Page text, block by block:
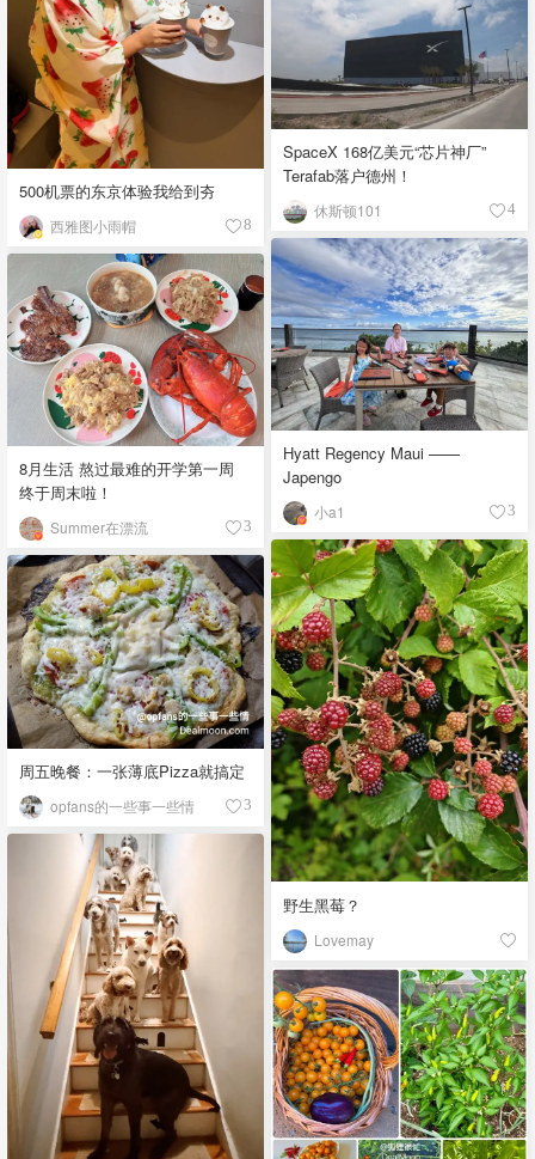
500机票的东京体验我给到夯
西雅图小雨帽 8
SpaceX 168亿美元“芯片神厂”
Terafab落户德州！
休斯顿101 4
Hyatt Regency Maui ——
Japengo
小a1 3
8月生活 熬过最难的开学第一周
终于周末啦！
Summer在漂流 3
野生黑莓？
Lovemay
周五晚餐：一张薄底Pizza就搞定
opfans的一些事一些情 3